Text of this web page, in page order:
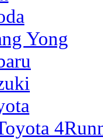
Yong